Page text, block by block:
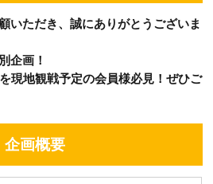
いただき、誠にありがとうございま
企画！
現地観戦予定の会員様必見！ぜひご
企画概要